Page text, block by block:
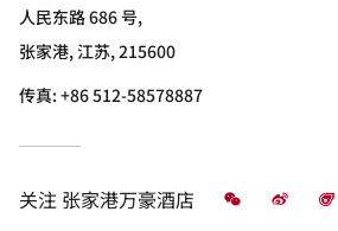
人民东路 686 号,
张家港, 江苏, 215600
传真:+86 512-58578887
关注 张家港万豪酒店 微信 微博